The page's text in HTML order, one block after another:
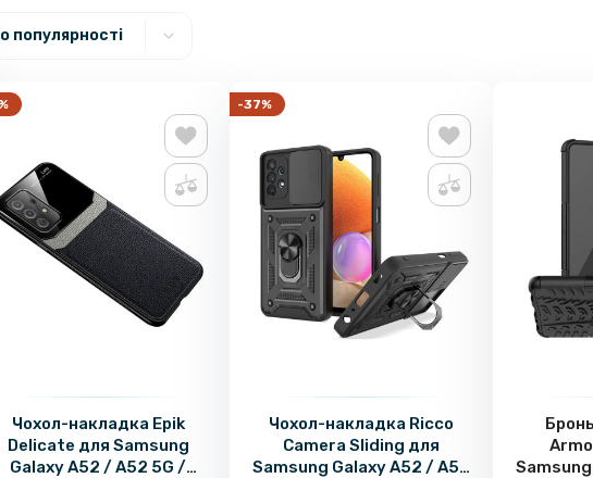
популярності
Чохол-накладка Epik
Delicate для Samsung
Galaxy A52 / A52 5G /
-37%
Чохол-накладка Ricco
Camera Sliding для
Samsung Galaxy A52 / A52